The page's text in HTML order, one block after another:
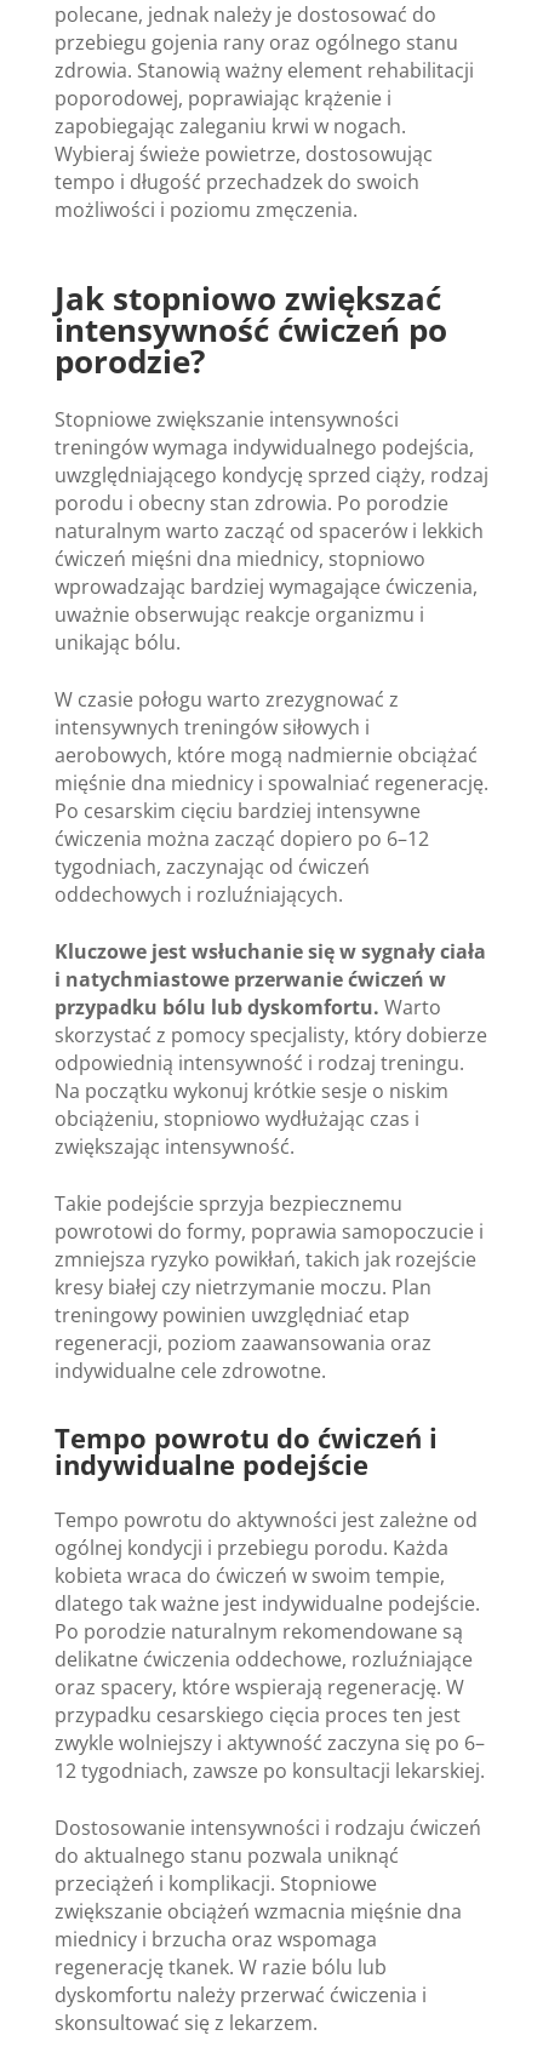
polecane, jednak należy je dostosować do
przebiegu gojenia rany oraz ogólnego stanu
zdrowia. Stanowią ważny element rehabilitacji
poporodowej, poprawiając krążenie i
zapobiegając zaleganiu krwi w nogach.
Wybieraj świeże powietrze, dostosowując
tempo i długość przechadzek do swoich
możliwości i poziomu zmęczenia.
Jak stopniowo zwiększać
intensywność ćwiczeń po
porodzie?
Stopniowe zwiększanie intensywności
treningów wymaga indywidualnego podejścia,
uwzględniającego kondycję sprzed ciąży, rodzaj
porodu i obecny stan zdrowia. Po porodzie
naturalnym warto zacząć od spacerów i lekkich
ćwiczeń mięśni dna miednicy, stopniowo
wprowadzając bardziej wymagające ćwiczenia,
uważnie obserwując reakcje organizmu i
unikając bólu.
W czasie połogu warto zrezygnować z
intensywnych treningów siłowych i
aerobowych, które mogą nadmiernie obciążać
mięśnie dna miednicy i spowalniać regenerację.
Po cesarskim cięciu bardziej intensywne
ćwiczenia można zacząć dopiero po 6–12
tygodniach, zaczynając od ćwiczeń
oddechowych i rozluźniających.
Kluczowe jest wsłuchanie się w sygnały ciała
i natychmiastowe przerwanie ćwiczeń w
przypadku bólu lub dyskomfortu. Warto
skorzystać z pomocy specjalisty, który dobierze
odpowiednią intensywność i rodzaj treningu.
Na początku wykonuj krótkie sesje o niskim
obciążeniu, stopniowo wydłużając czas i
zwiększając intensywność.
Takie podejście sprzyja bezpiecznemu
powrotowi do formy, poprawia samopoczucie i
zmniejsza ryzyko powikłań, takich jak rozejście
kresy białej czy nietrzymanie moczu. Plan
treningowy powinien uwzględniać etap
regeneracji, poziom zaawansowania oraz
indywidualne cele zdrowotne.
Tempo powrotu do ćwiczeń i
indywidualne podejście
Tempo powrotu do aktywności jest zależne od
ogólnej kondycji i przebiegu porodu. Każda
kobieta wraca do ćwiczeń w swoim tempie,
dlatego tak ważne jest indywidualne podejście.
Po porodzie naturalnym rekomendowane są
delikatne ćwiczenia oddechowe, rozluźniające
oraz spacery, które wspierają regenerację. W
przypadku cesarskiego cięcia proces ten jest
zwykle wolniejszy i aktywność zaczyna się po 6–
12 tygodniach, zawsze po konsultacji lekarskiej.
Dostosowanie intensywności i rodzaju ćwiczeń
do aktualnego stanu pozwala uniknąć
przeciążeń i komplikacji. Stopniowe
zwiększanie obciążeń wzmacnia mięśnie dna
miednicy i brzucha oraz wspomaga
regenerację tkanek. W razie bólu lub
dyskomfortu należy przerwać ćwiczenia i
skonsultować się z lekarzem.